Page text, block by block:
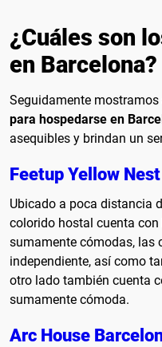
¿Cuáles son
en Barcelona?
Seguidamente
para hospedarse en
asequibles y brindan un
Feetup Yellow
Ubicado a poca distancia
colorido hostal cuenta
sumamente cómodas, las
independiente, así como
otro lado también cuenta
sumamente cómoda.
Arc House